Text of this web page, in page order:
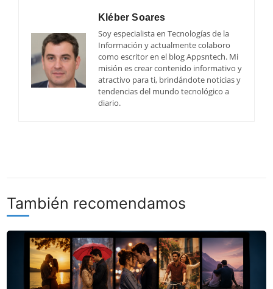
Kléber Soares
Soy especialista en Tecnologías de la
Información y actualmente colaboro
como escritor en el blog Appsntech. Mi
misión es crear contenido informativo y
atractivo para ti, brindándote noticias y
tendencias del mundo tecnológico a
diario.
También recomendamos